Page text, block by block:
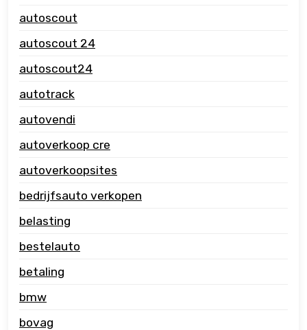
autoscout
autoscout 24
autoscout24
autotrack
autovendi
autoverkoop cre
autoverkoopsites
bedrijfsauto verkopen
belasting
bestelauto
betaling
bmw
bovag